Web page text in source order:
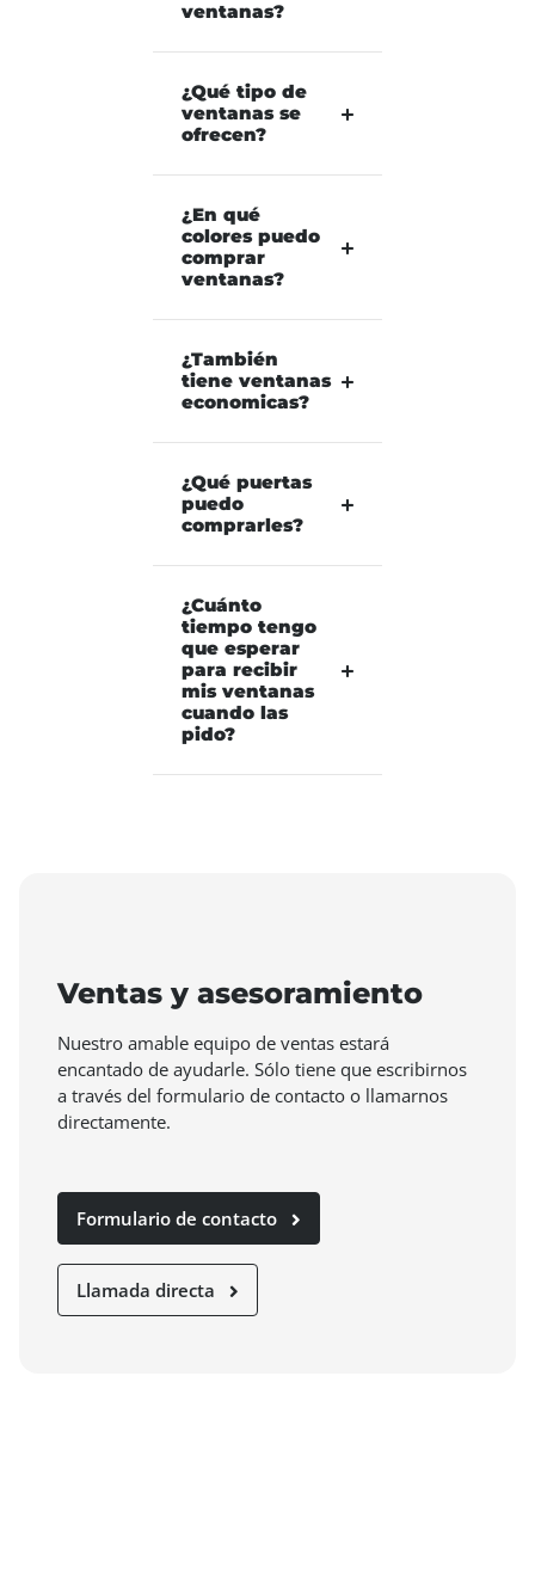
ventanas?
¿Qué tipo de
ventanas se
ofrecen?
¿En qué
colores puedo
comprar
ventanas?
¿También
tiene ventanas
economicas?
¿Qué puertas
puedo
comprarles?
¿Cuánto
tiempo tengo
que esperar
para recibir
mis ventanas
cuando las
pido?
Ventas y asesoramiento
Nuestro amable equipo de ventas estará
encantado de ayudarle. Sólo tiene que escribirnos
a través del formulario de contacto o llamarnos
directamente.
Formulario de contacto
Llamada directa